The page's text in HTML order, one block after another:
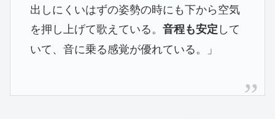
出しにくいはずの姿勢の時にも下から空気
を押し上げて歌えている。音程も安定して
いて、音に乗る感覚が優れている。」